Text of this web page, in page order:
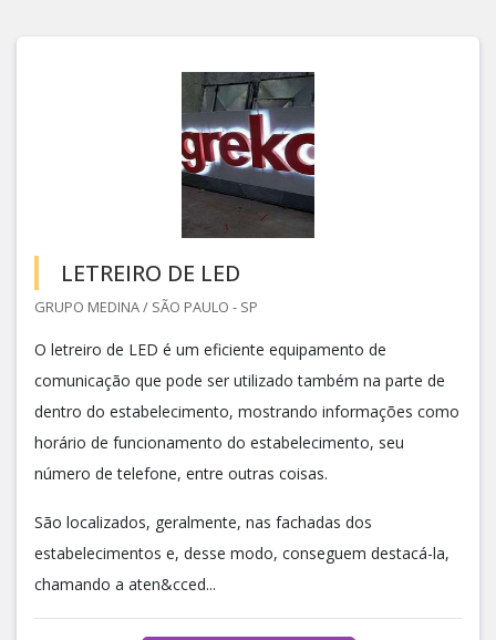
LETREIRO DE LED
GRUPO MEDINA / SÃO PAULO - SP
O letreiro de LED é um eficiente equipamento de
comunicação que pode ser utilizado também na parte de
dentro do estabelecimento, mostrando informações como
horário de funcionamento do estabelecimento, seu
número de telefone, entre outras coisas.
São localizados, geralmente, nas fachadas dos
estabelecimentos e, desse modo, conseguem destacá-la,
chamando a aten&cced...